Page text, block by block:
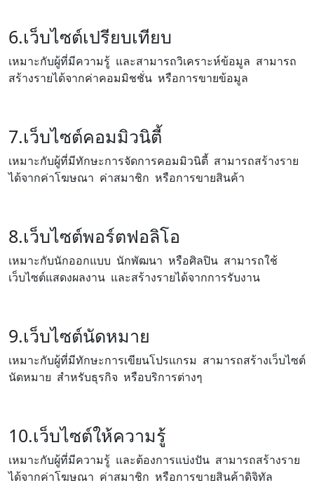
6.เว็บไซต์เปรียบเทียบ
เหมาะกับผู้ที่มีความรู้ และสามารถวิเคราะห์ข้อมูล สามารถ
สร้างรายได้จากค่าคอมมิชชั่น หรือการขายข้อมูล
7.เว็บไซต์คอมมิวนิตี้
เหมาะกับผู้ที่มีทักษะการจัดการคอมมิวนิตี้ สามารถสร้างราย
ได้จากค่าโฆษณา ค่าสมาชิก หรือการขายสินค้า
8.เว็บไซต์พอร์ตฟอลิโอ
เหมาะกับนักออกแบบ นักพัฒนา หรือศิลปิน สามารถใช้
เว็บไซต์แสดงผลงาน และสร้างรายได้จากการรับงาน
9.เว็บไซต์นัดหมาย
เหมาะกับผู้ที่มีทักษะการเขียนโปรแกรม สามารถสร้างเว็บไซต์
นัดหมาย สำหรับธุรกิจ หรือบริการต่างๆ
10.เว็บไซต์ให้ความรู้
เหมาะกับผู้ที่มีความรู้ และต้องการแบ่งปัน สามารถสร้างราย
ได้จากค่าโฆษณา ค่าสมาชิก หรือการขายสินค้าดิจิทัล